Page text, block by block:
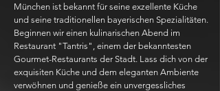
München ist bekannt für seine exzellente Küche
und seine traditionellen bayerischen Spezialitäten.
Beginnen wir einen kulinarischen Abend im
Restaurant "Tantris", einem der bekanntesten
Gourmet-Restaurants der Stadt. Lass dich von der
exquisiten Küche und dem eleganten Ambiente
verwöhnen und genieße ein unvergessliches